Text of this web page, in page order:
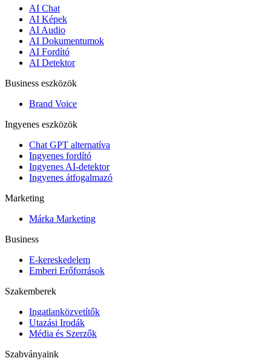
AI Chat
AI Képek
AI Audio
AI Dokumentumok
AI Fordító
AI Detektor
Business eszközök
Brand Voice
Ingyenes eszközök
Chat GPT alternatíva
Ingyenes fordító
Ingyenes AI-detektor
Ingyenes átfogalmazó
Marketing
Márka Marketing
Business
E-kereskedelem
Emberi Erőforrások
Szakemberek
Ingatlanközvetítők
Utazási Irodák
Média és Szerzők
Szabványaink